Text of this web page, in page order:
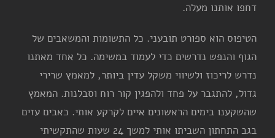
דחפו אותנו מעלה.
הטיפוס הוא ספורט תובעני. כל התשומות והמשאבים של
הגוף והנפש נדרשים כדי לעמוד במשימה. כל אחד מאתנו
נדרש לריכוז ולשיווי משקל עדין ביותר, למאמץ שרירי
גדול, להתגבר על פחד ולהפגין קור רוח וסבלנות. המאמץ
שהשקענו בימים הראשונים איים לקרקע אותי. כאבים עזים
בגב התחתון השביתו אותי למשך 24 שעות שהתקשיתי